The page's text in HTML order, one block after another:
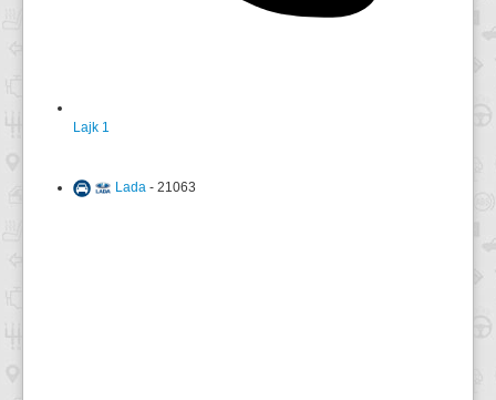
Lajk 1
Lada - 21063